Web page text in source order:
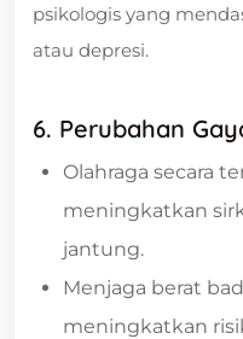
psikologis yang
atau depresi.
6. Perubahan
Olahraga secara
meningkatkan
jantung.
Menjaga berat
meningkatkan